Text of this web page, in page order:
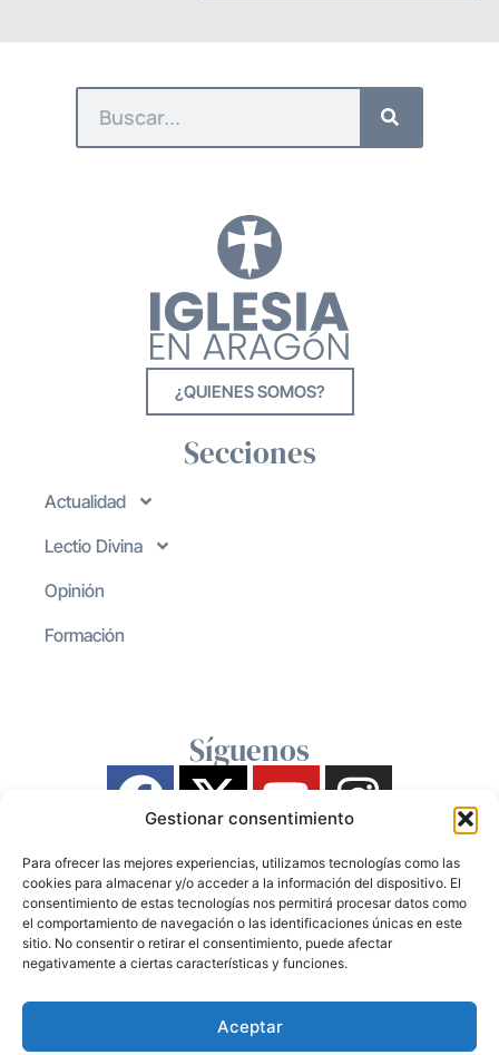
Gestionar consentimiento
Para ofrecer las mejores experiencias, utilizamos tecnologías como las
cookies para almacenar y/o acceder a la información del dispositivo. El
consentimiento de estas tecnologías nos permitirá procesar datos como
el comportamiento de navegación o las identificaciones únicas en este
sitio. No consentir o retirar el consentimiento, puede afectar
negativamente a ciertas características y funciones.
Aceptar
¿QUIENES SOMOS?
Secciones
Actualidad
Lectio Divina
Opinión
Formación
Síguenos